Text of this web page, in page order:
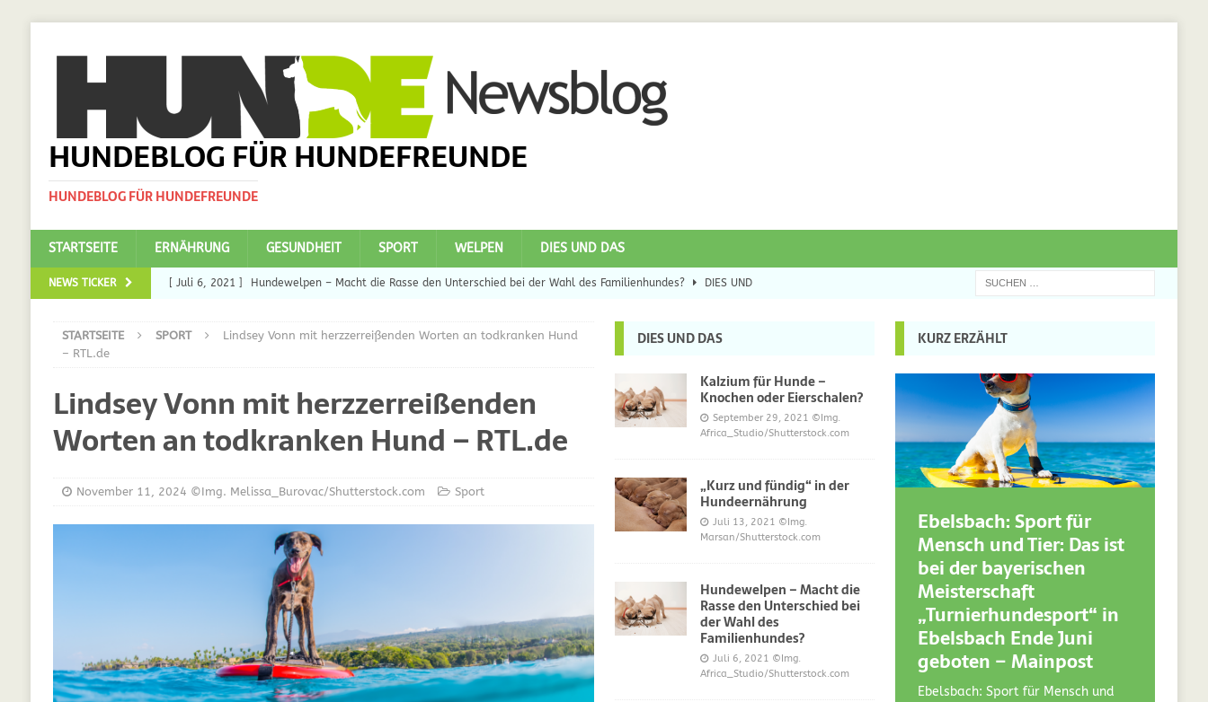
HUNDEBLOG FÜR HUNDEFREUNDE
HUNDEBLOG FÜR HUNDEFREUNDE
STARTSEITE ERNÄHRUNG GESUNDHEIT SPORT WELPEN DIES UND DAS
NEWS TICKER [ Juli 6, 2021 ] Hundewelpen – Macht die Rasse den Unterschied bei der Wahl des Familienhundes? DIES UND
Ulmenride für Hunde – der Heilsbringer?
[ März 30, 2021 ] Vitamine für Hunde DIES UND DAS
[ März 19, 2021 ] Probiotika für Hunde – Der neue Trend? DIES UND DAS
[ September 19, 2019 ] Ernährungsberatung für Hunde DIES UND DAS
[ Februar 18, 2019 ] MCT Öl für Hunde DIES UND DAS
Futterzellulose für Hunde
[ Oktober 22, 2018 ] Neue Mineralfutter für Katzen bei napfcheck-shop.de
[ Oktober 17, 2018 ] Wachstumskurven für Welpen und Junghunde auf napfcheck-shop.de DIES UND DAS
[ Oktober 10, 2018 ] Neue Ergänzungen für Hund und Katze bei napfcheck-shop.de
[ Juli 25, 2018 ] Hunde Nachrichten für unser englischsprachigen Besucher on dogblogger.net DIES UND DAS
STARTSEITE SPORT
Lindsey Vonn mit herzzerreißenden Worten an todkranken Hund
– RTL.de
Lindsey Vonn mit herzzerreißenden
Worten an todkranken Hund – RTL.de
November 11, 2024 ©Img. Melissa_Burovac/Shutterstock.com Sport
DIES UND DAS
Kalzium für Hunde –
Knochen oder Eierschalen?
September 29, 2021 ©Img.
Africa_Studio/Shutterstock.com
„Kurz und fündig“ in der
Hundeernährung
Juli 13, 2021 ©Img.
Marsan/Shutterstock.com
Hundewelpen – Macht die
Rasse den Unterschied bei
der Wahl des
Familienhundes?
Juli 6, 2021 ©Img.
Africa_Studio/Shutterstock.com
KURZ ERZÄHLT
Ebelsbach: Sport für
Mensch und Tier: Das ist
bei der bayerischen
Meisterschaft
„Turnierhundesport“ in
Ebelsbach Ende Juni
geboten – Mainpost
Ebelsbach: Sport für Mensch und